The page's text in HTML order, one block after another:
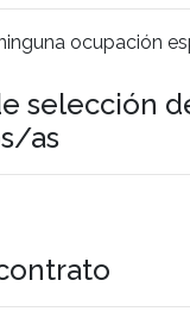
ocupación
selección
as